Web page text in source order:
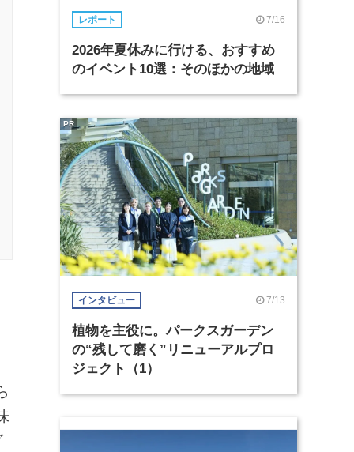
レポート 7/16
2026年夏休みに行ける、おすすめ
のイベント10選：そのほかの地域
インタビュー 7/13
植物を主役に。パークスガーデン
の“残して磨く”リニューアルプロ
ジェクト（1）
PR